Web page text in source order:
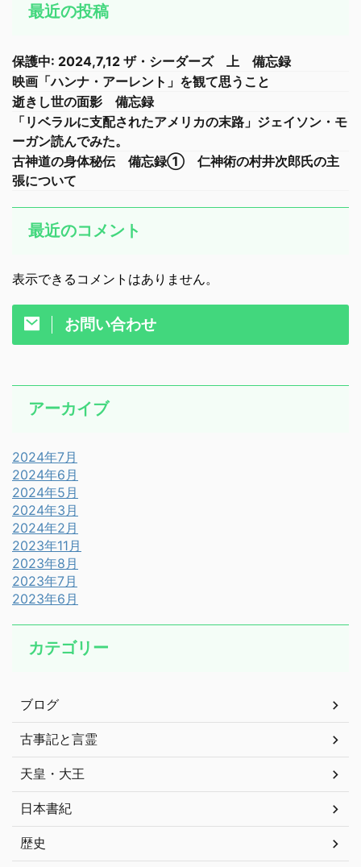
最近の投稿
保護中: 2024,7,12 ザ・シーダーズ 上 備忘録
映画「ハンナ・アーレント」を観て思うこと
逝きし世の面影 備忘録
「リベラルに支配されたアメリカの末路」ジェイソン・モ
ーガン読んでみた。
古神道の身体秘伝 備忘録① 仁神術の村井次郎氏の主
張について
最近のコメント
表示できるコメントはありません。
お問い合わせ
アーカイブ
2024年7月
2024年6月
2024年5月
2024年3月
2024年2月
2023年11月
2023年8月
2023年7月
2023年6月
カテゴリー
ブログ
古事記と言霊
天皇・大王
日本書紀
歴史